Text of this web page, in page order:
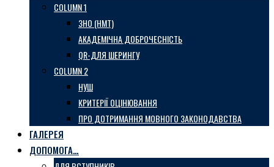
COLUMN 1
ЗНО (НМТ)
АКАДЕМІЧНА ДОБРОЧЕСНІСТЬ
QR-ДЛЯ ШЕРИНГУ
COLUMN 2
НУШ
КРИТЕРІЇ ОЦІНЮВАННЯ
ПРО ДОТРИМАННЯ МОВНОГО ЗАКОНОДАВСТВА
ГАЛЕРЕЯ
ДОПОМОГА…